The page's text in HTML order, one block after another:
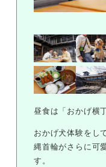
昼食は「おかげ横
おかげ犬体験をし
縄首輪がさらに可
す。